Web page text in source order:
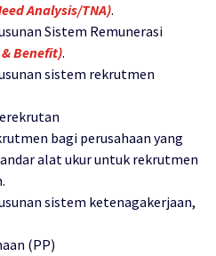
Analysis/TNA).
Sistem Remunerasi
Benefit).
sistem rekrutmen
bagi perusahaan yang
alat ukur untuk rekrutmen
sistem ketenagakerjaan,
(PP)